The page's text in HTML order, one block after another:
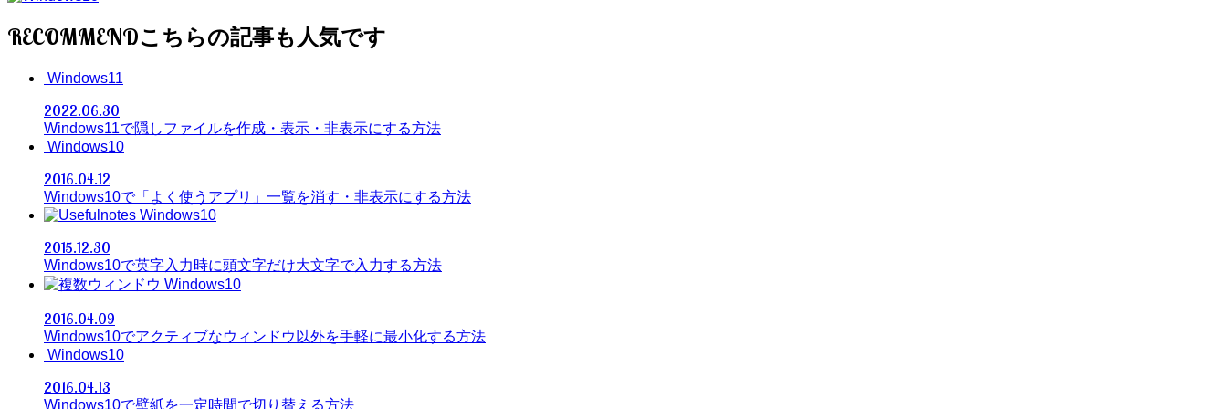
RECOMMEND
Windows11
2022.06.30
Windows11で隠しファイルを作成・表示・非表示にする方法
Windows10
2016.04.12
Windows10で「よく使うアプリ」一覧を消す・非表示にする方法
Windows10
2015.12.30
Windows10で英字入力時に頭文字だけ大文字で入力する方法
Windows10
2016.04.09
Windows10でアクティブなウィンドウ以外を手軽に最小化する方法
Windows10
2016.04.13
Windows10で壁紙を一定時間で切り替える方法